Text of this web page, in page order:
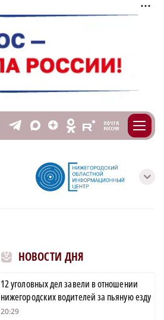
T X Z O E m
с
НОВОСТИ ДНЯ
12 уголовных дел завели в отношении
нижегородских водителей за пьяную езду
20:29